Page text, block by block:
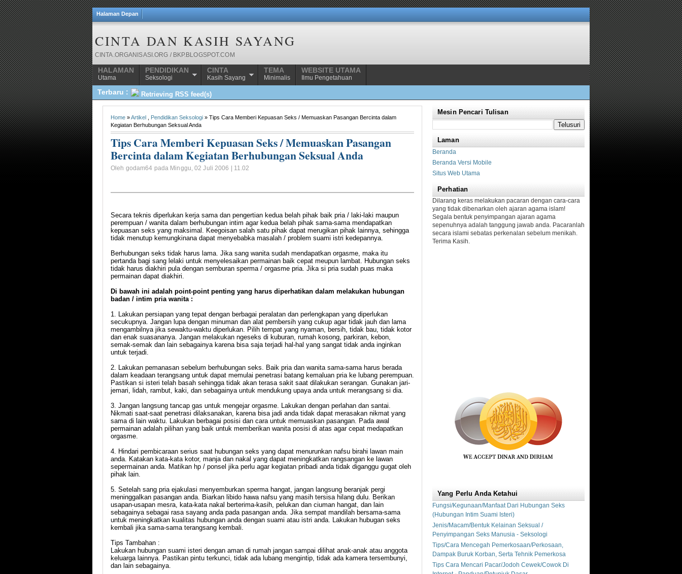
Halaman Depan
CINTA DAN KASIH SAYANG
CINTA.ORGANISASI.ORG / BKP.BLOGSPOT.COM
HALAMAN
Utama
PENDIDIKAN
Seksologi
CINTA
Kasih Sayang
TEMA
Minimalis
WEBSITE UTAMA
Ilmu Pengetahuan
Terbaru : Retrieving RSS feed(s)
Home »Artikel Pendidikan Seksologi » Tips Cara Memberi Kepuasan Seks / Memuaskan Pasangan Bercinta dalam
Kegiatan Berhubungan Seksual Anda
Tips Cara Memberi Kepuasan Seks / Memuaskan Pasangan
Bercinta dalam Kegiatan Berhubungan Seksual Anda
Oleh godam64 pada Minggu, 02 Juli 2006 | 11.02
Secara teknis diperlukan kerja sama dan pengertian kedua belah pihak baik pria / laki-laki maupun
perempuan / wanita dalam berhubungan intim agar kedua belah pihak sama-sama mendapatkan
kepuasan seks yang maksimal. Keegoisan salah satu pihak dapat merugikan pihak lainnya, sehingga
tidak menutup kemungkinana dapat menyebabka masalah / problem suami istri kedepannya.
Berhubungan seks tidak harus lama. Jika sang wanita sudah mendapatkan orgasme, maka itu
pertanda bagi sang lelaki untuk menyelesaikan permainan baik cepat meupun lambat. Hubungan seks
tidak harus diakhiri pula dengan semburan sperma / orgasme pria. Jika si pria sudah puas maka
permainan dapat diakhiri.
Di bawah ini adalah point-point penting yang harus diperhatikan dalam melakukan hubungan
badan / intim pria wanita :
1. Lakukan persiapan yang tepat dengan berbagai peralatan dan perlengkapan yang diperlukan
secukupnya. Jangan lupa dengan minuman dan alat pembersih yang cukup agar tidak jauh dan lama
mengambilnya jika sewaktu-waktu diperlukan. Pilih tempat yang nyaman, bersih, tidak bau, tidak kotor
dan enak suasananya. Jangan melakukan ngeseks di kuburan, rumah kosong, parkiran, kebon,
semak-semak dan lain sebagainya karena bisa saja terjadi hal-hal yang sangat tidak anda inginkan
untuk terjadi.
2. Lakukan pemanasan sebelum berhubungan seks. Baik pria dan wanita sama-sama harus berada
dalam keadaan terangsang untuk dapat memulai penetrasi batang kemaluan pria ke lubang perempuan.
Pastikan si isteri telah basah sehingga tidak akan terasa sakit saat dilakukan serangan. Gunakan jari-
jemari, lidah, rambut, kaki, dan sebagainya untuk mendukung upaya anda untuk merangsang si dia.
3. Jangan langsung tancap gas untuk mengejar orgasme. Lakukan dengan perlahan dan santai.
Nikmati saat-saat penetrasi dilaksanakan, karena bisa jadi anda tidak dapat merasakan nikmat yang
sama di lain waktu. Lakukan berbagai posisi dan cara untuk memuaskan pasangan. Pada awal
permainan adalah pilihan yang baik untuk memberikan wanita posisi di atas agar cepat medapatkan
orgasme.
4. Hindari pembicaraan serius saat hubungan seks yang dapat menurunkan nafsu birahi lawan main
anda. Katakan kata-kata kotor, manja dan nakal yang dapat meningkatkan rangsangan ke lawan
sepermainan anda. Matikan hp / ponsel jika perlu agar kegiatan pribadi anda tidak diganggu gugat oleh
pihak lain.
5. Setelah sang pria ejakulasi menyemburkan sperma hangat, jangan langsung beranjak pergi
meninggalkan pasangan anda. Biarkan libido hawa nafsu yang masih tersisa hilang dulu. Berikan
usapan-usapan mesra, kata-kata nakal berterima-kasih, pelukan dan ciuman hangat, dan lain
sebagainya sebagai rasa sayang anda pada pasangan anda. Jika sempat mandilah bersama-sama
untuk meningkatkan kualitas hubungan anda dengan suami atau istri anda. Lakukan hubugan seks
kembali jika sama-sama terangsang kembali.
Tips Tambahan :
Lakukan hubungan suami isteri dengan aman di rumah jangan sampai dilihat anak-anak atau anggota
keluarga lainnya. Pastikan pintu terkunci, tidak ada lubang mengintip, tidak ada kamera tersembunyi,
dan lain sebagainya.
Mesin Pencari Tulisan
Laman
Beranda
Beranda Versi Mobile
Situs Web Utama
Perhatian
Dilarang keras melakukan pacaran dengan cara-cara
yang tidak dibenarkan oleh ajaran agama islam!
Segala bentuk penyimpangan ajaran agama
sepenuhnya adalah tanggung jawab anda. Pacaranlah
secara islami sebatas perkenalan sebelum menikah.
Terima Kasih.
Yang Perlu Anda Ketahui
Fungsi/Kegunaan/Manfaat Dari Hubungan Seks
(Hubungan Intim Suami Isteri)
Jenis/Macam/Bentuk Kelainan Seksual /
Penyimpangan Seks Manusia - Seksologi
Tips/Cara Mencegah Pemerkosaan/Perkosaan,
Dampak Buruk Korban, Serta Tehnik Pemerkosa
Tips Cara Mencari Pacar/Jodoh Cewek/Cowok Di